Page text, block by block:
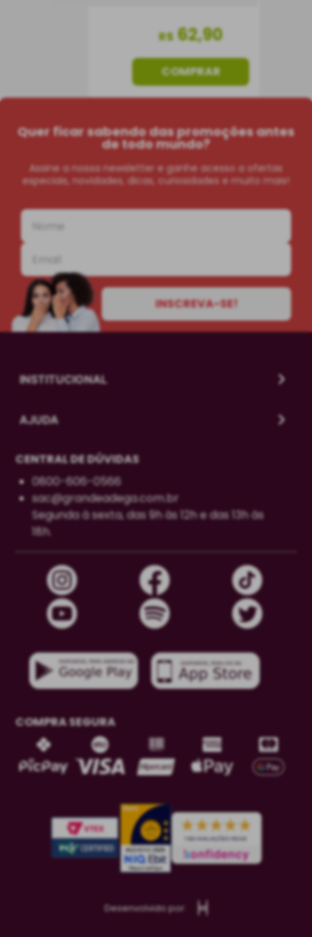
R$ 62,90
COMPRAR
Quer ficar sabendo das promoções antes
de todo mundo?
Assine a nossa newsletter e ganhe acesso a ofertas
especiais, novidades, dicas, curiosidades e muito mais!
INSCREVA-SE!
INSTITUCIONAL
AJUDA
CENTRAL DE DÚVIDAS
0800-606-0566
sac@grandeadega.com.br
Segunda à sexta, das 9h às 12h e das 13h às
18h.
COMPRA SEGURA
Desenvolvido por: